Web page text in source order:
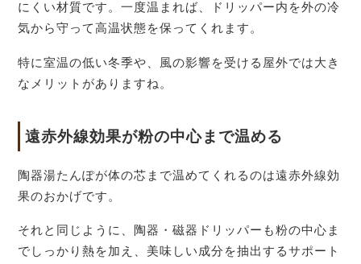
にくい材質です。一度温まれば、ドリッパー内を外の冷
気から守って高温状態を保ってくれます。
特に室温の低い冬季や、風の影響を受ける屋外では大き
なメリットがありますね。
遠赤外線効果が粉の中心まで温める
陶器湯たんぽが体の芯まで温めてくれるのは遠赤外線効
果のおかげです。
それと同じように、陶器・磁器ドリッパーも粉の中心ま
でしっかり熱を加え、美味しい成分を抽出するサポート